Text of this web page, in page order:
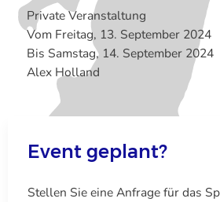
Private Veranstaltung
Vom Freitag, 13. September 2024
Bis Samstag, 14. September 2024
Alex Holland
Event geplant?
Stellen Sie eine Anfrage für das